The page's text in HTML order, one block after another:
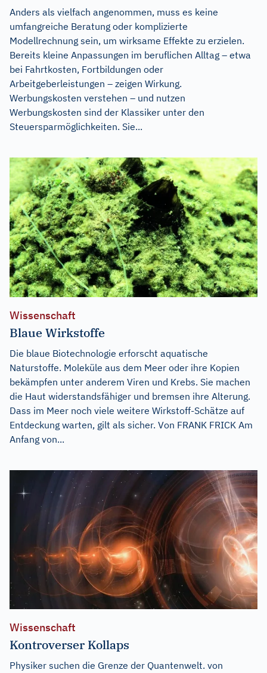
Anders als vielfach angenommen, muss es keine
umfangreiche Beratung oder komplizierte
Modellrechnung sein, um wirksame Effekte zu erzielen.
Bereits kleine Anpassungen im beruflichen Alltag – etwa
bei Fahrtkosten, Fortbildungen oder
Arbeitgeberleistungen – zeigen Wirkung.
Werbungskosten verstehen – und nutzen
Werbungskosten sind der Klassiker unter den
Steuersparmöglichkeiten. Sie...
Wissenschaft
Blaue Wirkstoffe
Die blaue Biotechnologie erforscht aquatische
Naturstoffe. Moleküle aus dem Meer oder ihre Kopien
bekämpfen unter anderem Viren und Krebs. Sie machen
die Haut widerstandsfähiger und bremsen ihre Alterung.
Dass im Meer noch viele weitere Wirkstoff-Schätze auf
Entdeckung warten, gilt als sicher. Von FRANK FRICK Am
Anfang von...
Wissenschaft
Kontroverser Kollaps
Physiker suchen die Grenze der Quantenwelt. von